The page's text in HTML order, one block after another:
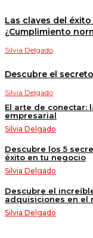
Las claves del
¿Cumplimiento
Silvia Delgado
Descubre el
Silvia Delgado
El arte de conectar:
empresarial
Silvia Delgado
Descubre los 5
éxito en tu negocio
Silvia Delgado
Descubre el
adquisiciones en el
Silvia Delgado